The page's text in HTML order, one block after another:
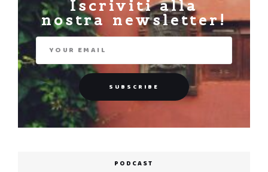
Iscriviti alla
nostra newsletter!
PODCAST